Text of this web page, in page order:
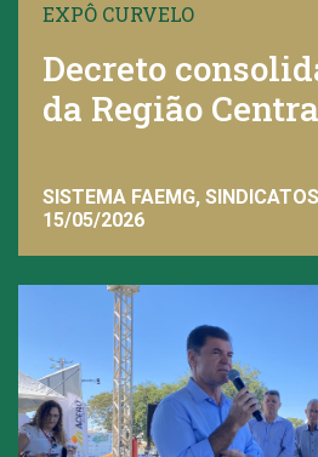
EXPÔ CURVELO
Decreto
da Região
SISTEMA FAEMG,
15/05/2026